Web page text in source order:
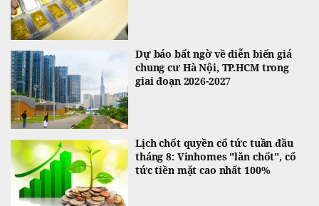
Dự báo bất ngờ về diễn biến giá
chung cư Hà Nội, TP.HCM trong
giai đoạn 2026-2027
Lịch chốt quyền cổ tức tuần đầu
tháng 8: Vinhomes "lăn chốt", cổ
tức tiền mặt cao nhất 100%